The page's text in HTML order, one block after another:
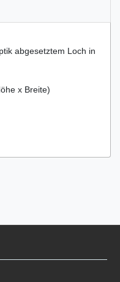
abgesetztem Loch in
x Breite)